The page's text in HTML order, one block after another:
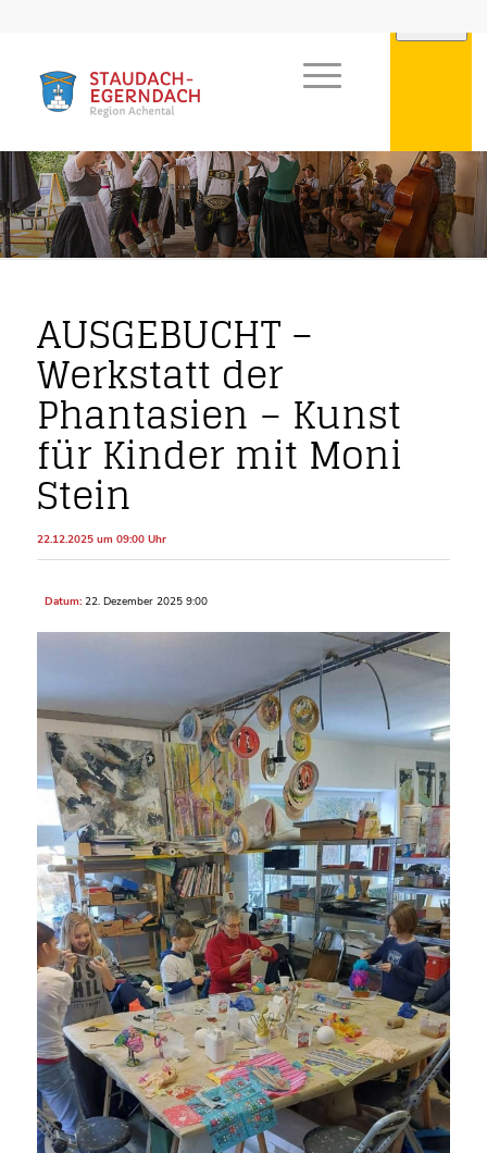
AUSGEBUCHT –
Werkstatt der
Phantasien – Kunst
für Kinder mit Moni
Stein
22.12.2025 um 09:00 Uhr
Datum: 22. Dezember 2025 9:00